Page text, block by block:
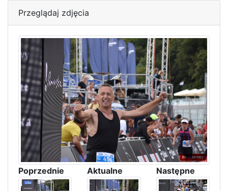
Przeglądaj zdjęcia
Poprzednie Aktualne Następne